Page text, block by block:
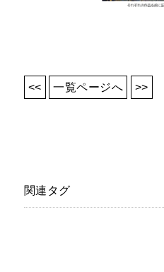
<< 一覧ページへ >>
関連タグ